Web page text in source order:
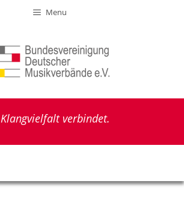
Menu
Klangvielfalt verbindet.